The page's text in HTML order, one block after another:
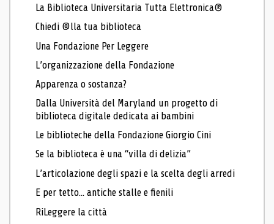
La Biblioteca Universitaria Tutta Elettronica®
Chiedi @lla tua biblioteca
Una Fondazione Per Leggere
L’organizzazione della Fondazione
Apparenza o sostanza?
Dalla Università del Maryland un progetto di
biblioteca digitale dedicata ai bambini
Le biblioteche della Fondazione Giorgio Cini
Se la biblioteca è una “villa di delizia”
L’articolazione degli spazi e la scelta degli arredi
E per tetto... antiche stalle e fienili
RiLeggere la città